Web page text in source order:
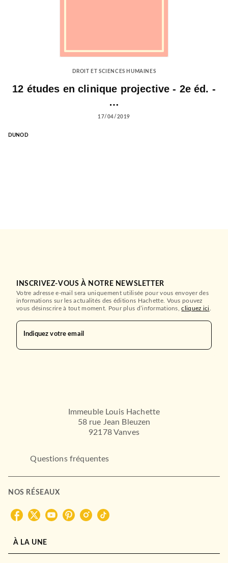
DROIT ET SCIENCES HUMAINES
12 études en clinique projective - 2e éd. -
…
17/04/2019
DUNOD
INSCRIVEZ-VOUS À NOTRE NEWSLETTER
Votre adresse e-mail sera uniquement utilisée pour vous envoyer des
informations sur les actualités des éditions Hachette. Vous pouvez
vous désinscrire à tout moment. Pour plus d’informations,cliquez ici
Indiquez votre email
Immeuble Louis Hachette
58 rue Jean Bleuzen
92178 Vanves
Questions fréquentes
NOS RÉSEAUX
À LA UNE